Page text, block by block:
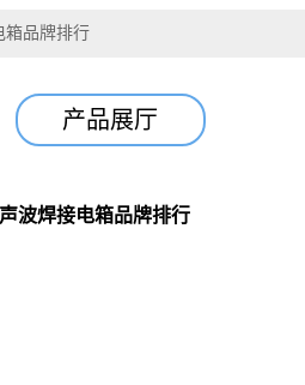
箱品牌排行
产品展厅
波焊接电箱品牌排行